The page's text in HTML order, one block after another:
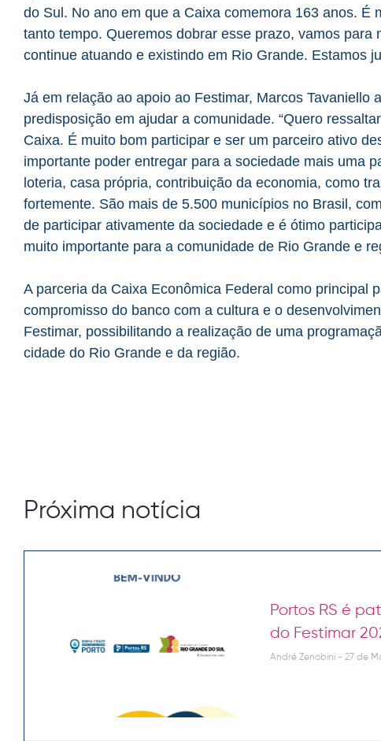
do Sul. No ano em que a Caixa comemora 163 anos.
tanto tempo. Queremos dobrar esse prazo, vamos
continue atuando e existindo em Rio Grande. Estamos
Já em relação ao apoio ao Festimar, Marcos Tavaniello
predisposição em ajudar a comunidade. “Quero
Caixa. É muito bom participar e ser um parceiro ativo
importante poder entregar para a sociedade mais uma
loteria, casa própria, contribuição da economia, como
fortemente. São mais de 5.500 municípios no Brasil,
de participar ativamente da sociedade e é ótimo
muito importante para a comunidade de Rio Grande e
A parceria da Caixa Econômica Federal como principal
compromisso do banco com a cultura e o
Festimar, possibilitando a realização de uma
cidade do Rio Grande e da região.
Próxima notícia
Portos RS é
do Festimar
André Zenobini 27 de